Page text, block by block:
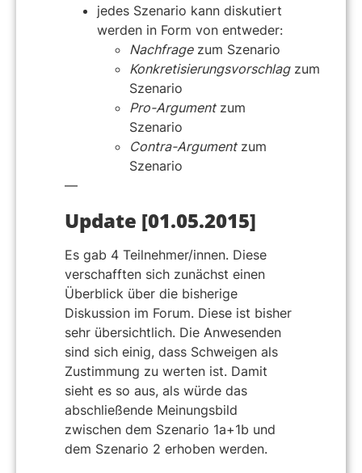
jedes Szenario kann diskutiert
werden in Form von entweder:
Nachfragezum Szenario
Konkretisierungsvorschlagzum
Szenario
Pro-Argumentzum
Szenario
Contra-Argumentzum
Szenario
—
Update [01.05.2015]
Es gab 4 Teilnehmer/innen. Diese
verschafften sich zunächst einen
Überblick über die bisherige
Diskussion im Forum. Diese ist bisher
sehr übersichtlich. Die Anwesenden
sind sich einig, dass Schweigen als
Zustimmung zu werten ist. Damit
sieht es so aus, als würde das
abschließende Meinungsbild
zwischen dem Szenario 1a+1b und
dem Szenario 2 erhoben werden.